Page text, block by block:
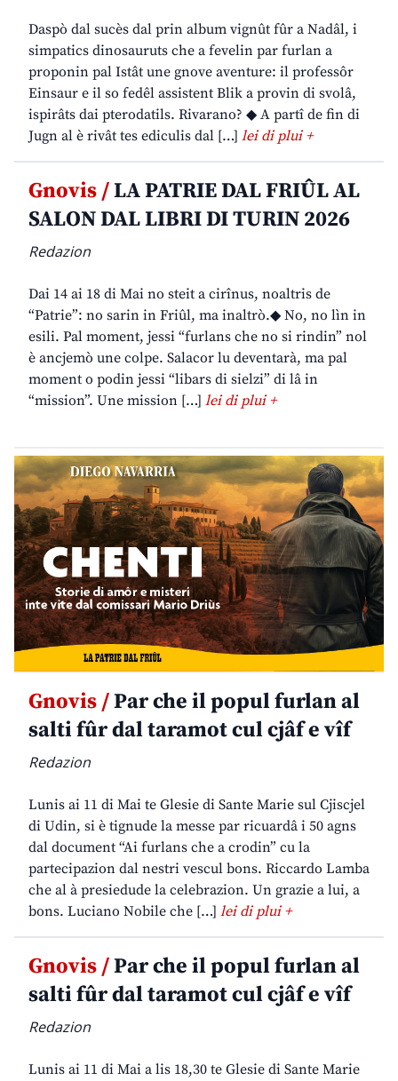
Daspò dal sucès dal prin album vignût fûr a Nadâl, i
simpatics dinosauruts che a fevelin par furlan a
proponin pal Istât une gnove aventure: il professôr
Einsaur e il so fedêl assistent Blik a provin di svolâ,
ispirâts dai pterodatils. Rivarano? ◆ A partî de fin di
Jugn al è rivât tes ediculis dal […] lei di plui +
Gnovis /LA PATRIE DAL FRIÛL AL
SALON DAL LIBRI DI TURIN 2026
Redazion
Dai 14 ai 18 di Mai no steit a cirînus, noaltris de
“Patrie”: no sarin in Friûl, ma inaltrò.◆ No, no lìn in
esili. Pal moment, jessi “furlans che no si rindin” nol
è ancjemò une colpe. Salacor lu deventarà, ma pal
moment o podin jessi “libars di sielzi” di lâ in
“mission”. Une mission […] lei di plui +
Gnovis /Par che il popul furlan al
salti fûr dal taramot cul cjâf e vîf
Redazion
Lunis ai 11 di Mai te Glesie di Sante Marie sul Cjiscjel
di Udin, si è tignude la messe par ricuardâ i 50 agns
dal document “Ai furlans che a crodin” cu la
partecipazion dal nestri vescul bons. Riccardo Lamba
che al à presiedude la celebrazion. Un grazie a lui, a
bons. Luciano Nobile che […] lei di plui +
Gnovis /Par che il popul furlan al
salti fûr dal taramot cul cjâf e vîf
Redazion
Lunis ai 11 di Mai a lis 18,30 te Glesie di Sante Marie